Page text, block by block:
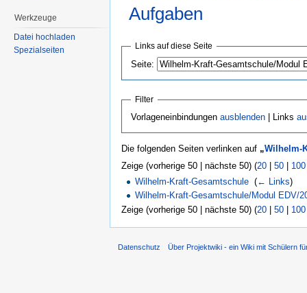
Aufgaben
Links auf diese Seite
Seite:
Filter
Vorlageneinbindungen ausblenden| Links
Die folgenden Seiten verlinken auf „Wilhelm-
Zeige (vorherige 50 | nächste 50) (20 50 100
Wilhelm-Kraft-Gesamtschule ‎(← Links)
Wilhelm-Kraft-Gesamtschule/Modul EDV/
Zeige (vorherige 50 | nächste 50) (20 | 50 | 100
Werkzeuge
Datei hochladen
Spezialseiten
Datenschutz Über Projektwiki - ein Wiki mit Schülern